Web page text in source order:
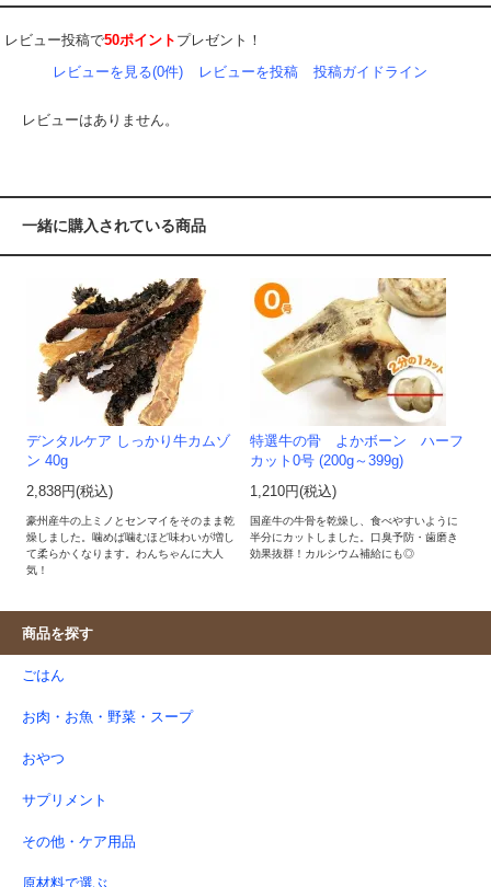
レビュー投稿で50ポイント プレゼント！
レビューを見る(0件)
レビューを投稿 投稿ガイドライン
レビューはありません。
一緒に購入されている商品
デンタルケア しっかり牛カムゾ
ン 40g
2,838円(税込)
豪州産牛の上ミノとセンマイをそのまま乾
燥しました。噛めば噛むほど味わいが増し
て柔らかくなります。わんちゃんに大人
気！
特選牛の骨 よかボーン ハーフ
カット0号 (200g～399g)
1,210円(税込)
国産牛の牛骨を乾燥し、食べやすいように
半分にカットしました。口臭予防・歯磨き
効果抜群！カルシウム補給にも◎
商品を探す
ごはん
お肉・お魚・野菜・スープ
おやつ
サプリメント
その他・ケア用品